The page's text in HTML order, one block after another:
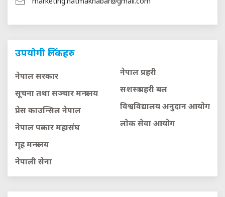
उपयोगी लिंकहरु
नेपाल सरकार
सूचना तथा सञ्चार मन्त्रालय
प्रेस काउन्सिल नेपाल
नेपाल पत्रकार महासंघ
गृह मन्त्रालय
नेपाली सेना
नेपाल प्रहरी
सशस्त्र प्रहरी बल
विश्वविद्यालय अनुदान आयाेग
लाेक सेवा आयाेग